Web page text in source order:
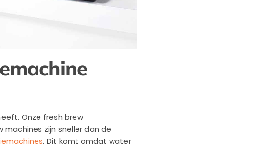
Onze fresh brew
machines zijn sneller dan de
. Dit komt omdat water